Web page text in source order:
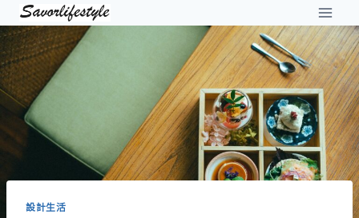
Skip
to
content
設計生活